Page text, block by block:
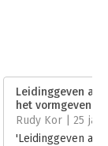
Leidinggeven
het vormgeven
Rudy Kor | 25
'Leidinggeven